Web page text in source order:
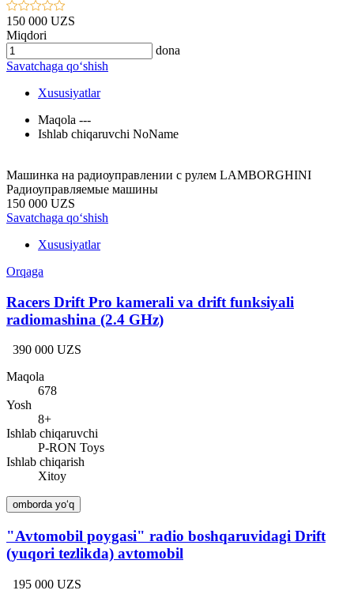
150 000 UZS
Miqdori
dona
Savatchaga qo‘shish
Xususiyatlar
Maqola ---
Ishlab chiqaruvchi NoName
Машинка на радиоуправлении с рулем LAMBORGHINI
Радиоуправляемые машины
150 000 UZS
Savatchaga qo‘shish
Xususiyatlar
Orqaga
Racers Drift Pro kamerali va drift funksiyali
radiomashina (2.4 GHz)
390 000 UZS
Maqola
678
Yosh
8+
Ishlab chiqaruvchi
P-RON Toys
Ishlab chiqarish
Xitoy
omborda yo‘q
"Avtomobil poygasi" radio boshqaruvidagi Drift
(yuqori tezlikda) avtomobil
195 000 UZS